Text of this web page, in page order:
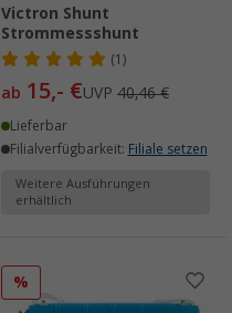
Victron Shunt
Strommessshunt
(1)
ab 15,- €UVP 40,46 €
Lieferbar
Filialverfügbarkeit: Filiale setzen
Weitere Ausführungen
erhältlich
%